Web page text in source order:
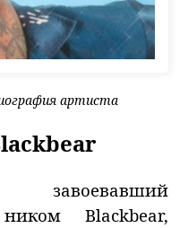
артиста
Blackbear,